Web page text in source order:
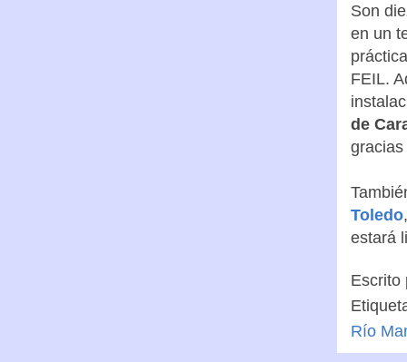
Son
en un
FEIL.
de
Toledo
estará
Río